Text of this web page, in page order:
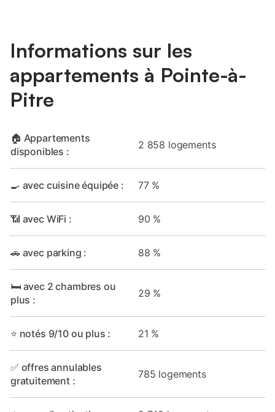
Informations sur les
appartements à Pointe-à-
Pitre
🏠 Appartements
disponibles :
2 858 logements
🍳 avec cuisine équipée : 77 %
📶 avec WiFi : 90 %
🚗 avec parking : 88 %
🛏️ avec 2 chambres ou
plus :
29 %
⭐ notés 9/10 ou plus : 21 %
✅ offres annulables
gratuitement :
785 logements